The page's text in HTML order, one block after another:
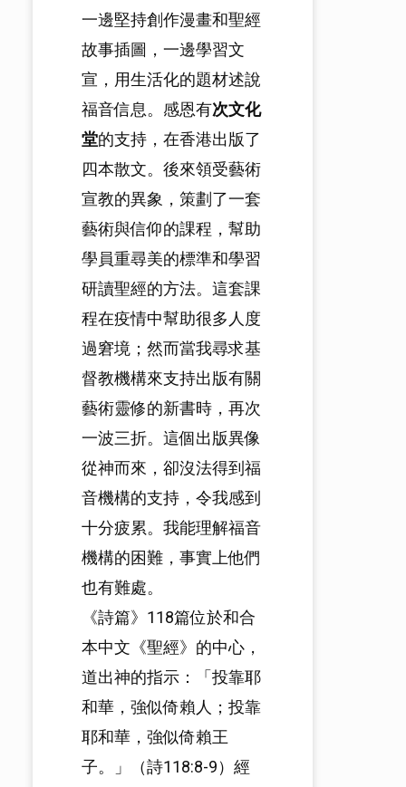
一邊堅持創作漫畫和聖經
故事插圖，一邊學習文
宣，用生活化的題材述說
福音信息。感恩有次文化
堂的支持，在香港出版了
四本散文。後來領受藝術
宣教的異象，策劃了一套
藝術與信仰的課程，幫助
學員重尋美的標準和學習
研讀聖經的方法。這套課
程在疫情中幫助很多人度
過窘境；然而當我尋求基
督教機構來支持出版有關
藝術靈修的新書時，再次
一波三折。這個出版異像
從神而來，卻沒法得到福
音機構的支持，令我感到
十分疲累。我能理解福音
機構的困難，事實上他們
也有難處。
《詩篇》118篇位於和合
本中文《聖經》的中心，
道出神的指示：「投靠耶
和華，強似倚賴人；投靠
耶和華，強似倚賴王
子。」（詩118:8-9）經